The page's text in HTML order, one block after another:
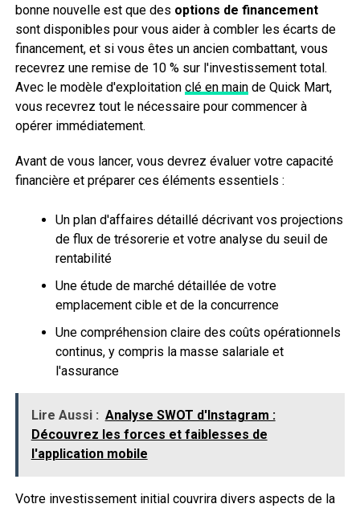
bonne nouvelle est que des options de financement
sont disponibles pour vous aider à combler les écarts de
financement, et si vous êtes un ancien combattant, vous
recevrez une remise de 10 % sur l'investissement total.
Avec le modèle d'exploitation clé en mainde Quick Mart,
vous recevrez tout le nécessaire pour commencer à
opérer immédiatement.
Avant de vous lancer, vous devrez évaluer votre capacité
financière et préparer ces éléments essentiels :
Un plan d'affaires détaillé décrivant vos projections
de flux de trésorerie et votre analyse du seuil de
rentabilité
Une étude de marché détaillée de votre
emplacement cible et de la concurrence
Une compréhension claire des coûts opérationnels
continus, y compris la masse salariale et
l'assurance
Lire Aussi : Analyse SWOT d'Instagram :
Découvrez les forces et faiblesses de
l'application mobile
Votre investissement initial couvrira divers aspects de la